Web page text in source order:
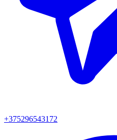
+375296543172